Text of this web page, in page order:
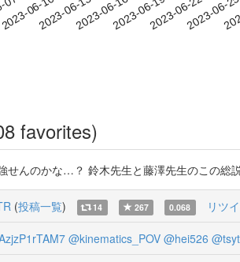
2023-06-102023-06-132023-06-162023-06-192023-06-222023-06-
favorites)
せんのかな…？ 鈴木先生と藤澤先生のこの
(投稿一覧) 14 267 0.068 リツ
@kinematics_POV @hei526